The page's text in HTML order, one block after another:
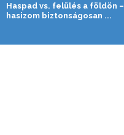
Haspad vs. felülés a földön –
hasizom biztonságosan ...